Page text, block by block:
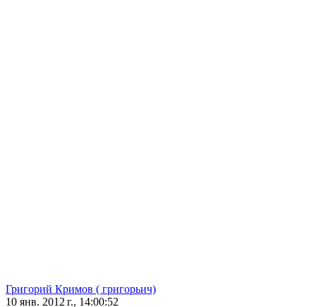
Григорий Кримов ( григорьич)
10 янв. 2012 г., 14:00:52